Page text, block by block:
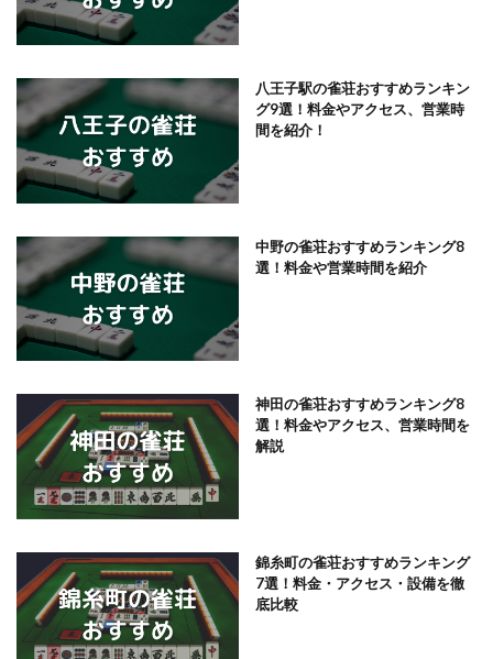
八王子駅の雀荘おすすめランキン
グ9選！料金やアクセス、営業時
間を紹介！
中野の雀荘おすすめランキング8
選！料金や営業時間を紹介
神田の雀荘おすすめランキング8
選！料金やアクセス、営業時間を
解説
錦糸町の雀荘おすすめランキング
7選！料金・アクセス・設備を徹
底比較